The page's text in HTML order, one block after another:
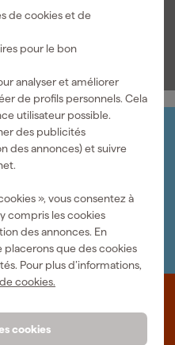
de cookies et de
pour le bon
analyser et améliorer
de profils personnels. Cela
utilisateur possible.
des publicités
des annonces) et suivre
», vous consentez à
compris les cookies
des annonces. En
placerons que des cookies
Pour plus d’informations,
cookies.
cookies
vos commandes et vos
hebdomadaire
vous aider
de vous aider. Contactez l'un